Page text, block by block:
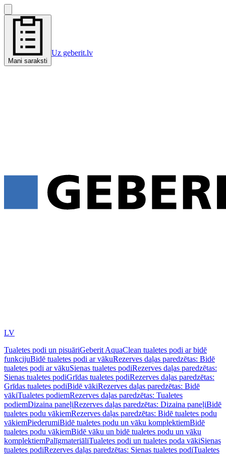
Mani saraksti
Uz geberit.lv
LV
Tualetes podi un pisuāriGeberit AquaClean tualetes podi ar bidē
funkcijuBidē tualetes podi ar vākuRezerves daļas paredzētas: Bidē
tualetes podi ar vākuSienas tualetes podiRezerves daļas paredzētas:
Sienas tualetes podiGrīdas tualetes podiRezerves daļas paredzētas:
Grīdas tualetes podiBidē vākiRezerves daļas paredzētas: Bidē
vākiTualetes podiemRezerves daļas paredzētas: Tualetes
podiemDizaina paneļiRezerves daļas paredzētas: Dizaina paneļiBidē
tualetes podu vākiemRezerves daļas paredzētas: Bidē tualetes podu
vākiemPiederumiBidē tualetes podu un vāku komplektiemBidē
tualetes podu vākiemBidē vāku un bidē tualetes podu un vāku
komplektiemPalīgmateriāliTualetes podi un tualetes poda vākiSienas
tualetes podiRezerves daļas paredzētas: Sienas tualetes podiTualetes